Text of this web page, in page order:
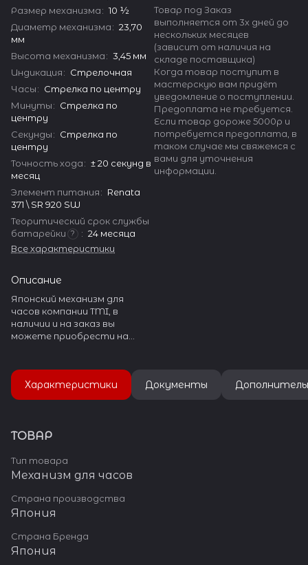
Размер механизма: 10 ½
Диаметр механизма: 23,70
мм
Высота механизма: 3,45 мм
Индикация: Стрелочная
Часы: Стрелка по центру
Минуты: Стрелка по
центру
Секунды: Стрелка по
центру
Точность хода: ± 20 секунд в
месяц
Элемент питания: Renata
371 \ SR 920 SW
Теоритический срок службы
батарейки ? : 24 месяца
Все характеристики
Описание
Японский механизм для
часов компании TMI, в
наличии и на заказ вы
можете приобрести на
огромное количество
разнообразных часовых
механизмов.
Товар под Заказ
выполняется от 3х дней до
нескольких месяцев
(зависит от наличия на
складе поставщика)
Когда товар поступит в
мастерскую вам придёт
уведомление о поступлении.
Предоплата не требуется.
Если товар дороже 5000р и
потребуется предоплата, в
таком случае мы свяжемся с
вами для уточнения
информации.
Характеристики Документы
ТОВАР
Тип товара
Механизм для часов
Страна производства
Япония
Страна Бренда
Япония